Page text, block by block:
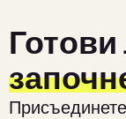
Готови